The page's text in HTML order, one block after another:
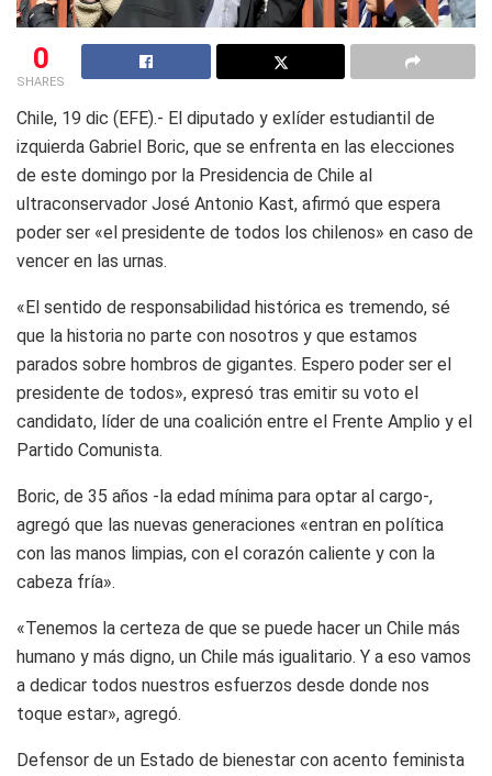
0
SHARES
Chile, 19 dic (EFE).- El diputado y exlíder estudiantil de
izquierda Gabriel Boric, que se enfrenta en las elecciones
de este domingo por la Presidencia de Chile al
ultraconservador José Antonio Kast, afirmó que espera
poder ser «el presidente de todos los chilenos» en caso de
vencer en las urnas.
«El sentido de responsabilidad histórica es tremendo, sé
que la historia no parte con nosotros y que estamos
parados sobre hombros de gigantes. Espero poder ser el
presidente de todos», expresó tras emitir su voto el
candidato, líder de una coalición entre el Frente Amplio y el
Partido Comunista.
Boric, de 35 años -la edad mínima para optar al cargo-,
agregó que las nuevas generaciones «entran en política
con las manos limpias, con el corazón caliente y con la
cabeza fría».
«Tenemos la certeza de que se puede hacer un Chile más
humano y más digno, un Chile más igualitario. Y a eso vamos
a dedicar todos nuestros esfuerzos desde donde nos
toque estar», agregó.
Defensor de un Estado de bienestar con acento feminista